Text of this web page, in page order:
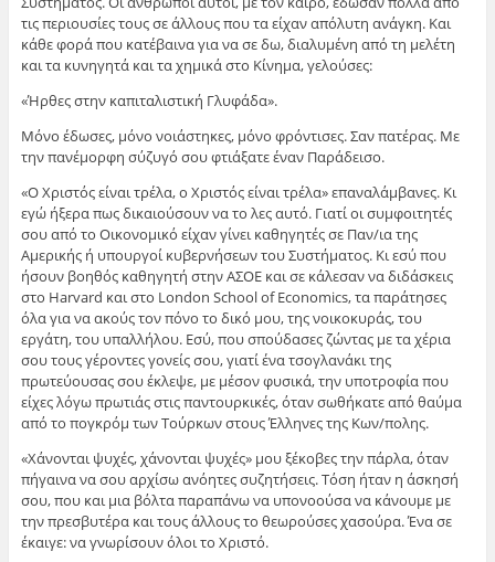
τις περιουσίες τους σε άλλους που τα είχαν απόλυτη ανάγκη. Και
κάθε φορά που κατέβαινα για να σε δω, διαλυμένη από τη μελέτη
και τα κυνηγητά και τα χημικά στο Κίνημα, γελούσες:
«Ήρθες στην καπιταλιστική Γλυφάδα».
Μόνο έδωσες, μόνο νοιάστηκες, μόνο φρόντισες. Σαν πατέρας. Με
την πανέμορφη σύζυγό σου φτιάξατε έναν Παράδεισο.
«Ο Χριστός είναι τρέλα, ο Χριστός είναι τρέλα» επαναλάμβανες. Κι
εγώ ήξερα πως δικαιούσουν να το λες αυτό. Γιατί οι συμφοιτητές
σου από το Οικονομικό είχαν γίνει καθηγητές σε Παν/ια της
Αμερικής ή υπουργοί κυβερνήσεων του Συστήματος. Κι εσύ που
ήσουν βοηθός καθηγητή στην ΑΣΟΕ και σε κάλεσαν να διδάσκεις
στο Harvard και στο London School of Economics, τα παράτησες
όλα για να ακούς τον πόνο το δικό μου, της νοικοκυράς, του
εργάτη, του υπαλλήλου. Εσύ, που σπούδασες ζώντας με τα χέρια
σου τους γέροντες γονείς σου, γιατί ένα τσογλανάκι της
πρωτεύουσας σου έκλεψε, με μέσον φυσικά, την υποτροφία που
είχες λόγω πρωτιάς στις παντουρκικές, όταν σωθήκατε από θαύμα
από το πογκρόμ των Τούρκων στους Έλληνες της Κων/πολης.
«Χάνονται ψυχές, χάνονται ψυχές» μου ξέκοβες την πάρλα, όταν
πήγαινα να σου αρχίσω ανόητες συζητήσεις. Τόση ήταν η άσκησή
σου, που και μια βόλτα παραπάνω να υπονοούσα να κάνουμε με
την πρεσβυτέρα και τους άλλους το θεωρούσες χασούρα. Ένα σε
έκαιγε: να γνωρίσουν όλοι το Χριστό.